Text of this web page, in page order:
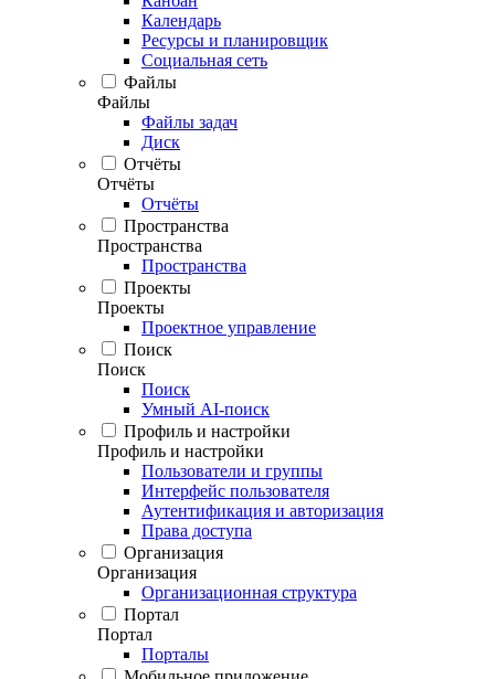
Календарь
Ресурсы и планировщик
Социальная сеть
Файлы
Файлы
Файлы задач
Диск
Отчёты
Отчёты
Отчёты
Пространства
Пространства
Пространства
Проекты
Проекты
Проектное управление
Поиск
Поиск
Поиск
Умный AI-поиск
Профиль и настройки
Профиль и настройки
Пользователи и группы
Интерфейс пользователя
Аутентификация и авторизация
Права доступа
Организация
Организация
Организационная структура
Портал
Портал
Порталы